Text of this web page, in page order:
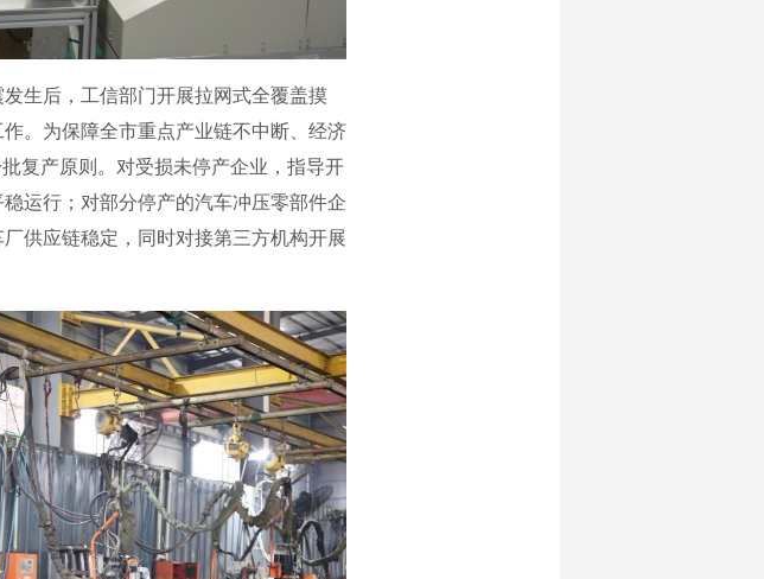
生后，工信部门开展拉网式全覆盖摸
。为保障全市重点产业链不中断、经济
复产原则。对受损未停产企业，指导开
运行；对部分停产的汽车冲压零部件企
供应链稳定，同时对接第三方机构开展